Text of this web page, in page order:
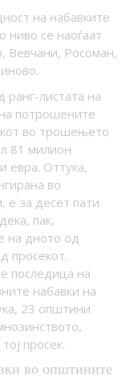
на набавките
ниво се наоѓаат
Вевчани, Росоман,
листата на
потрошените
во трошењето
81 милион
евра. Оттука,
во
е за десет пати
пак,
на дното од
просекот.
последица на
набавки на
23 општини
просек.
во општините